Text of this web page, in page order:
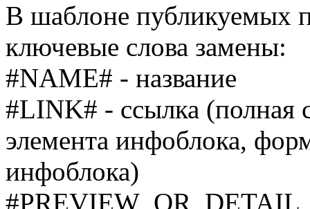
В шаблоне публикуемых
ключевые слова замены:
#NAME# - название
#LINK# - ссылка (полная
элемента инфоблока,
инфоблока)